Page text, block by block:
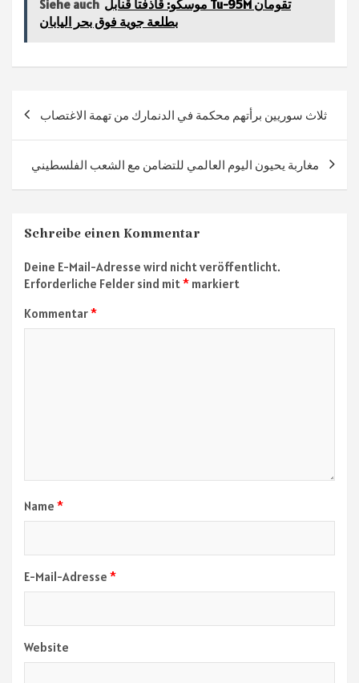
o a er sA
Siehe auch موسكو: قاذفتا قنابل Tu-95M تقومان
بطلعة جوية فوق بحر اليابان
ثلاث سوريين برأتهم محكمة في الدنمارك من تهمة الاغتصاب
مغاربة يحيون اليوم العالمي للتضامن مع الشعب الفلسطيني
Schreibe einen Kommentar
Deine E-Mail-Adresse wird nicht veröffentlicht.
Erforderliche Felder sind mit* markiert
Kommentar*
Name *
E-Mail-Adresse *
Website